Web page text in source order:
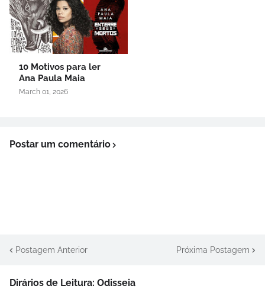
10 Motivos para ler
Ana Paula Maia
March 01, 2026
Postar um comentário
Postagem Anterior Próxima Postagem
Dirários de Leitura: Odisseia